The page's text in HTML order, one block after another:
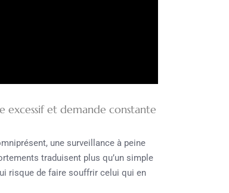
excessif et demande constante
une surveillance à peine
traduisent plus qu’un simple
risque de faire souffrir celui qui en